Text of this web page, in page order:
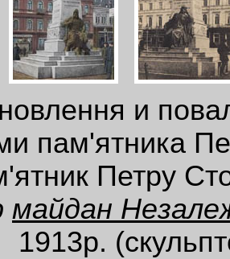
и
пам'ятника
Петру
майдан
1913р.